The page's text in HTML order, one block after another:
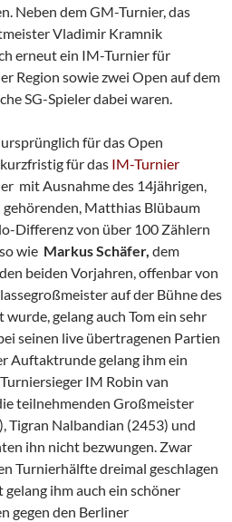
Neben dem GM-Turnier, das
Vladimir Kramnik
erneut ein IM-Turnier für
Region sowie zwei Open auf dem
SG-Spieler dabei waren.
für das Open
für das IM-Turnier
mit Ausnahme des 14jährigen,
Matthias Blübaum
Differenz von über 100 Zählern
wie Markus Schäfer, dem
beiden Vorjahren, offenbar von
auf der Bühne des
gelang auch Tom ein sehr
seinen live übertragenen Partien
Auftaktrunde gelang ihm ein
IM Robin van
teilnehmenden Großmeister
Tigran Nalbandian (2453) und
ihn nicht bezwungen. Zwar
Turnierhälfte dreimal geschlagen
ihm auch ein schöner
gegen den Berliner